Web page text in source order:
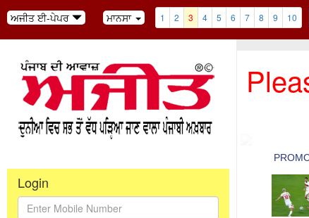
ਅਜੀਤ ਈ-ਪੇਪਰ ਮਾਨਸਾ 1 2 3 4 5 6 7 8 9 10
Login